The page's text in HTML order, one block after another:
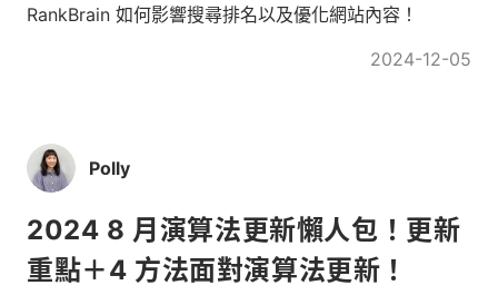
RankBrain 如何影響搜尋排名以及優化網站內容！
2024-12-05
Polly
2024 8 月演算法更新懶人包！更新
重點＋4 方法面對演算法更新！